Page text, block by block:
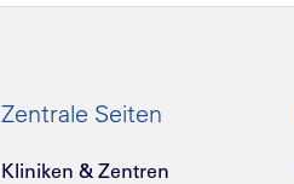
Zentrale Seiten
Kliniken & Zentren